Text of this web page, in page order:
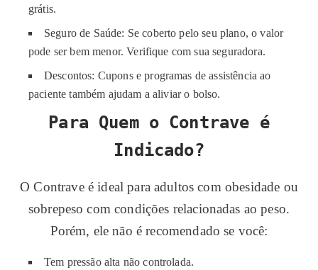
grátis.
Seguro de Saúde: Se coberto pelo seu plano, o valor
pode ser bem menor. Verifique com sua seguradora.
Descontos: Cupons e programas de assistência ao
paciente também ajudam a aliviar o bolso.
Para Quem o Contrave é
Indicado?
O Contrave é ideal para adultos com obesidade ou
sobrepeso com condições relacionadas ao peso.
Porém, ele não é recomendado se você:
Tem pressão alta não controlada.